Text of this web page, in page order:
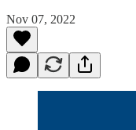
Nov 07, 2022